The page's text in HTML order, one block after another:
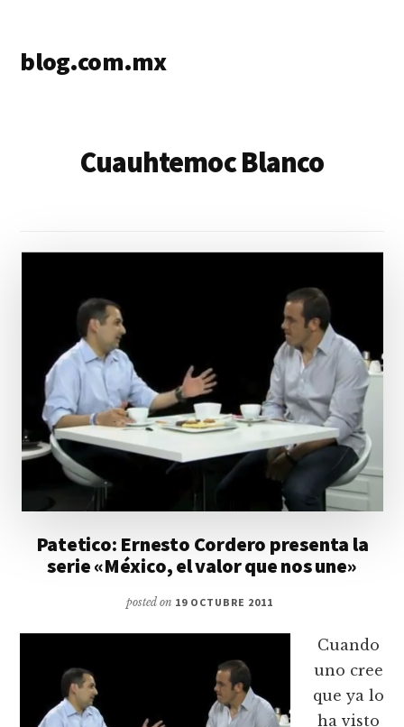
blog.com.mx
Cuauhtemoc Blanco
Patetico: Ernesto Cordero presenta la
serie «México, el valor que nos une»
posted on 19 OCTUBRE 2011
Cuando
uno cree
que ya lo
ha visto